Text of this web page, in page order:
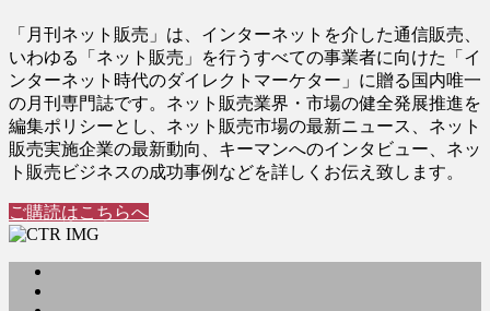
「月刊ネット販売」は、インターネットを介した通信販売、
いわゆる「ネット販売」を行うすべての事業者に向けた「イ
ンターネット時代のダイレクトマーケター」に贈る国内唯一
の月刊専門誌です。ネット販売業界・市場の健全発展推進を
編集ポリシーとし、ネット販売市場の最新ニュース、ネット
販売実施企業の最新動向、キーマンへのインタビュー、ネッ
ト販売ビジネスの成功事例などを詳しくお伝え致します。
ご購読はこちらへ